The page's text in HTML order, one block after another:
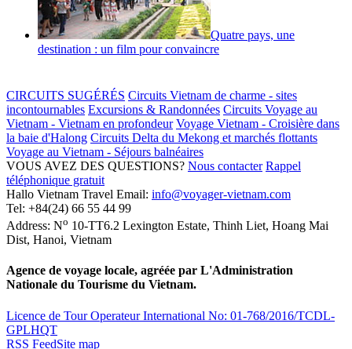
Quatre pays, une
destination : un film pour convaincre
CIRCUITS SUGÉRÉS Circuits Vietnam de charme - sites
incontournables Excursions & Randonnées Circuits Voyage au
Vietnam - Vietnam en profondeur Voyage Vietnam - Croisière dans
la baie d'Halong Circuits Delta du Mekong et marchés flottants
Voyage au Vietnam - Séjours balnéaires
VOUS AVEZ DES QUESTIONS? Nous contacter Rappel
téléphonique gratuit
Hallo Vietnam Travel Email: info@voyager-vietnam.com
Tel: +84(24) 66 55 44 99
Address: No 10-TT6.2 Lexington Estate, Thinh Liet, Hoang Mai
Dist, Hanoi, Vietnam
Agence de voyage locale, agréée par L'Administration
Nationale du Tourisme du Vietnam.
Licence de Tour Operateur International No: 01-768/2016/TCDL-
GPLHQT
RSS FeedSite map